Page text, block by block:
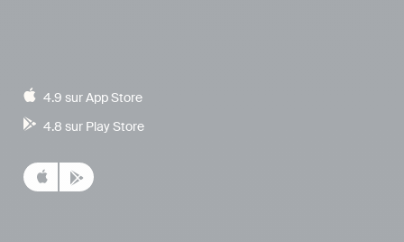
4.9 sur App Store
4.8 sur Play Store